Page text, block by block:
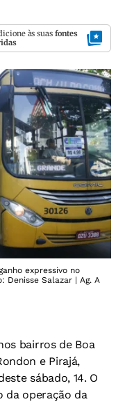
às suas fontes
expressivo no
Denisse Salazar | Ag. A
bairros de Boa
e Pirajá,
sábado, 14. O
da operação da